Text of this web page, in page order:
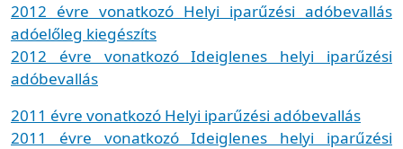
2012 évre vonatkozó Helyi iparűzési adóbevallás
adóelőleg kiegészíts
2012 évre vonatkozó Ideiglenes helyi iparűzési
adóbevallás
2011 évre vonatkozó Helyi iparűzési adóbevallás
2011 évre vonatkozó Ideiglenes helyi iparűzési